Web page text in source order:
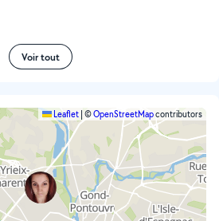
Voir tout
Leaflet ©OpenStreetMapcontributors